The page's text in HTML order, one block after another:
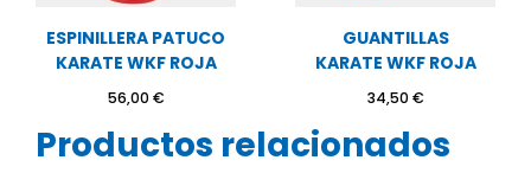
ESPINILLERA PATUCO
KARATE WKF ROJA
56,00 €
GUANTILLAS
KARATE WKF ROJA
34,50 €
Productos relacionados